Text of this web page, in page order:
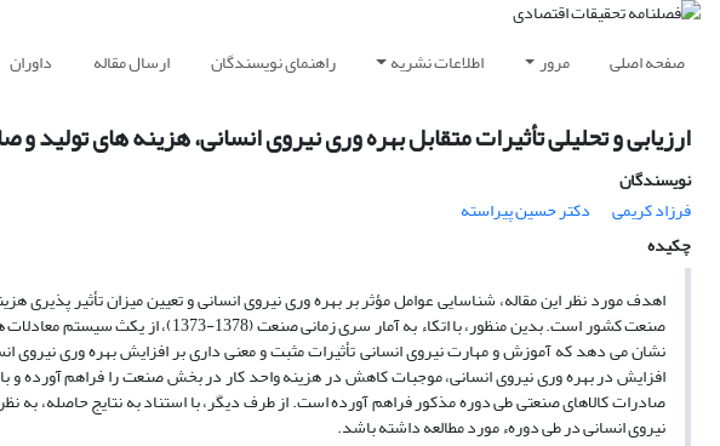
صفحه اصلی مرور اطلاعات نشریه راهنمای نویسندگان ارسال مقاله داوران
ارزیابی و تحلیلی تأثیرات متقابل بهره وری نیروی انسانی، هزینه های تولید
نویسندگان
فرزاد کریمى
دکتر حسین پیراسته
چکیده
اهدف مورد نظر این مقاله، شناسایی عوامل مؤثر بر بهره وری نیروی انسانی و تعیین میزان تأثیر پذیری
نشان می دهد که آموزش و مهارت نیروی انسانی تأثیرات مثبت و معنی داری بر افزایش بهره وری نیروی
افزایش در بهره وری نیروی انسانی، موجبات کاهش در هزینه واحد کار در بخش صنعت را فراهم آورده و
صادرات کالاهای صنعتی طی دوره مذکور فراهم آورده است. از طرف دیگر، با استناد به نتایج حاصله،
نیروی انسانی در طی دورهء مورد مطالعه داشته باشد.